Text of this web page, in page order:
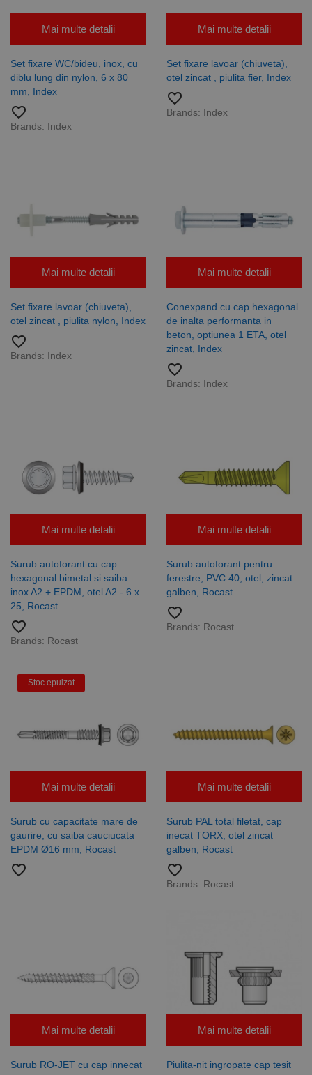
Mai multe detalii
Set fixare WC/bideu, inox, cu
diblu lung din nylon, 6 x 80
mm, Index
favorite_border
Brands: Index
Mai multe detalii
Set fixare lavoar (chiuveta),
otel zincat , piulita fier, Index
favorite_border
Brands: Index
Mai multe detalii
Set fixare lavoar (chiuveta),
otel zincat , piulita nylon, Index
favorite_border
Brands: Index
Mai multe detalii
Conexpand cu cap hexagonal
de inalta performanta in
beton, optiunea 1 ETA, otel
zincat, Index
favorite_border
Brands: Index
Mai multe detalii
Surub autoforant cu cap
hexagonal bimetal si saiba
inox A2 + EPDM, otel A2 - 6 x
25, Rocast
favorite_border
Brands: Rocast
Mai multe detalii
Surub autoforant pentru
ferestre, PVC 40, otel, zincat
galben, Rocast
favorite_border
Brands: Rocast
Stoc epuizat
Mai multe detalii
Surub cu capacitate mare de
gaurire, cu saiba cauciucata
EPDM Ø16 mm, Rocast
favorite_border
Mai multe detalii
Surub PAL total filetat, cap
inecat TORX, otel zincat
galben, Rocast
favorite_border
Brands: Rocast
Mai multe detalii
Surub RO-JET cu cap innecat
Mai multe detalii
Piulita-nit ingropate cap tesit